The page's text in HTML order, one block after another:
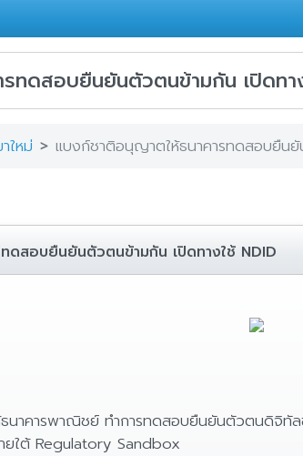
ทดสอบยืนยันตัวตนข้ามกัน เปิดทา
ใหม่ แบงก์ชาติอนุญาตให้ธนาคารทดสอบยืนยั
ดสอบยืนยันตัวตนข้ามกัน เปิดทางใช้ NDID
ห้ธนาคารพาณิชย์ ทำการทดสอบยืนยันตัวตนดิจิ
ยใต้ Regulatory Sandbox